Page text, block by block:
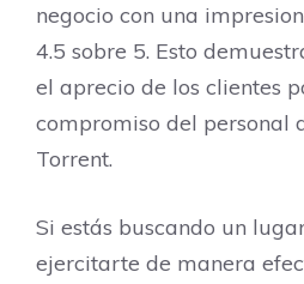
negocio con una
4.5 sobre 5. Esto
el aprecio de los clientes
compromiso del personal
Torrent.
Si estás buscando un
ejercitarte de manera